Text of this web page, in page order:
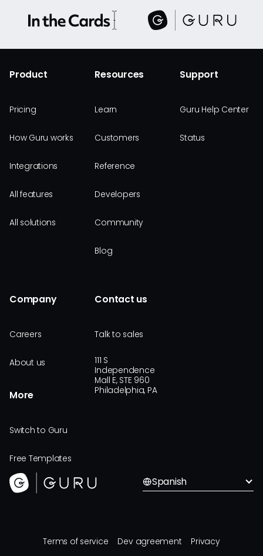
Product
Pricing
How Guru works
Integrations
All features
All solutions
Resources
Learn
Customers
Reference
Developers
Community
Blog
Support
Guru Help Center
Status
Company
Careers
About us
More
Switch to Guru
Free Templates
Contact us
Talk to sales
111 S
Independence
Mall E, STE 960
Philadelphia, PA
Spanish
Terms of service Dev agreement Privacy